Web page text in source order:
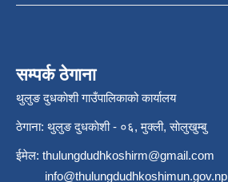
सम्पर्क ठेगाना
थुलुङ दुधकाेशी गाउँपालिकाको कार्यालय
ठेगाना: थुलुङ दुधकाेशी - ०६, मुक्ली, साेलुखुम्बु
ईमेल: thulungdudhkoshirm@gmail.com
info@thulungdudhkoshimun.gov.np